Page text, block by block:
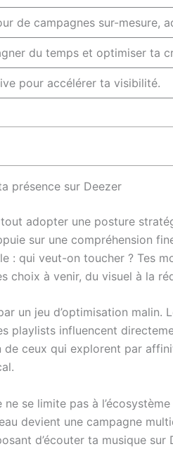
de campagnes sur-mesure,
du temps et optimiser ta
pour accélérer ta visibilité.
présence sur Deezer
tout adopter une posture
sur une compréhension
: qui veut-on toucher ? Tes
choix à venir, du visuel à la
un jeu d’optimisation
playlists influencent
ceux qui explorent par
se limite pas à
devient une campagne
d’écouter ta musique